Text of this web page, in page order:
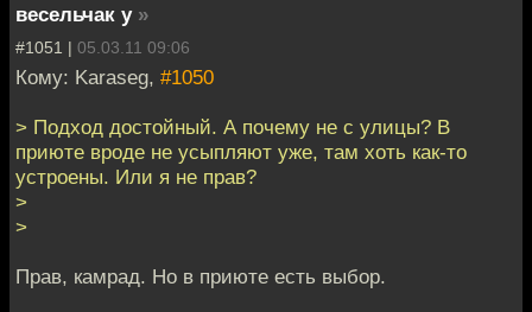
весельчак у »
#1051 | 05.03.11 09:06
Кому: Karaseg, #1050
> Подход достойный. А почему не с улицы? В
приюте вроде не усыпляют уже, там хоть как-то
устроены. Или я не прав?
>
>
Прав, камрад. Но в приюте есть выбор.